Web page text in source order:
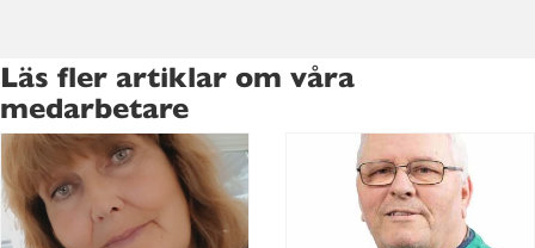
Läs fler artiklar om våra
medarbetare